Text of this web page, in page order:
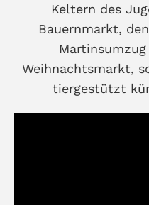
Keltern des
Bauernmarkt,
Weihnachtsmarkt,
tiergestützt